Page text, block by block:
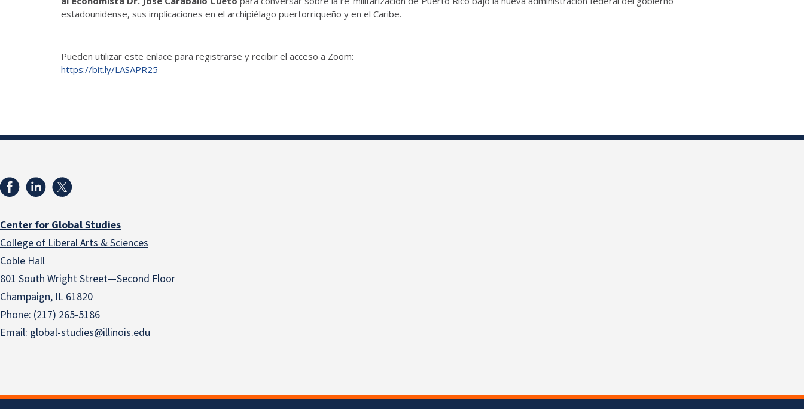
estadounidense, sus implicaciones en el archipiélago puertorriqueño y en el Caribe.
Pueden utilizar este enlace para registrarse y recibir el acceso a Zoom:
https://bit.ly/LASAPR25
Center for Global Studies
College of Liberal Arts & Sciences
Coble Hall
801 South Wright Street—Second Floor
Champaign, IL 61820
Phone: (217) 265-5186
Email: global-studies@illinois.edu